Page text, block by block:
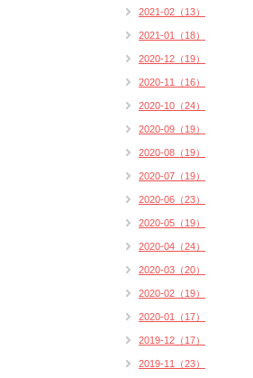
2021-02（13）
2021-01（18）
2020-12（19）
2020-11（16）
2020-10（24）
2020-09（19）
2020-08（19）
2020-07（19）
2020-06（23）
2020-05（19）
2020-04（24）
2020-03（20）
2020-02（19）
2020-01（17）
2019-12（17）
2019-11（23）